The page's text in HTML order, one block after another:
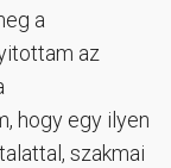
a
az
hogy egy ilyen
szakmai